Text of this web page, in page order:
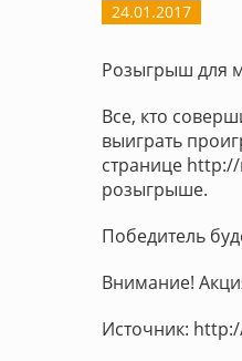
24.01.2017
Розыгрыш для
Все, кто
выиграть
странице
розыгрыше.
Победитель
Внимание!
Источник: